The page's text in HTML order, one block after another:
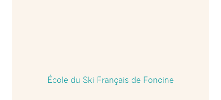
École du Ski Français de Foncine